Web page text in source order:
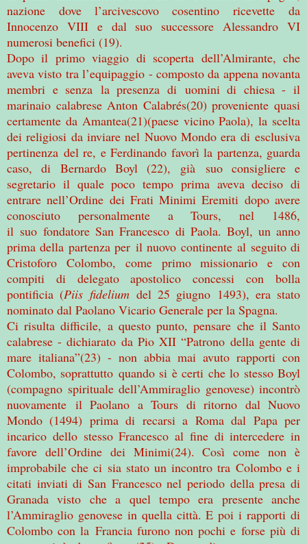
nazione dove l’arcivescovo cosentino ricevette da
Innocenzo VIII e dal suo successore Alessandro VI
numerosi benefici (19).
Dopo il primo viaggio di scoperta dell’Almirante, che
aveva visto tra l’equipaggio - composto da appena novanta
membri e senza la presenza di uomini di chiesa - il
marinaio calabrese Anton Calabrés(20) proveniente quasi
certamente da Amantea(21)(paese vicino Paola), la scelta
dei religiosi da inviare nel Nuovo Mondo era di esclusiva
pertinenza del re, e Ferdinando favorì la partenza, guarda
caso, di Bernardo Boyl (22), già suo consigliere e
segretario il quale poco tempo prima aveva deciso di
entrare nell’Ordine dei Frati Minimi Eremiti dopo avere
conosciuto personalmente a Tours, nel 1486,
il suo fondatore San Francesco di Paola. Boyl, un anno
prima della partenza per il nuovo continente al seguito di
Cristoforo Colombo, come primo missionario e con
compiti di delegato apostolico concessi con bolla
pontificia (Piis fideliumdel 25 giugno 1493), era stato
nominato dal Paolano Vicario Generale per la Spagna.
Ci risulta difficile, a questo punto, pensare che il Santo
calabrese - dichiarato da Pio XII “Patrono della gente di
mare italiana”(23) - non abbia mai avuto rapporti con
Colombo, soprattutto quando si è certi che lo stesso Boyl
(compagno spirituale dell’Ammiraglio genovese) incontrò
nuovamente il Paolano a Tours di ritorno dal Nuovo
Mondo (1494) prima di recarsi a Roma dal Papa per
incarico dello stesso Francesco al fine di intercedere in
favore dell’Ordine dei Minimi(24). Così come non è
improbabile che ci sia stato un incontro tra Colombo e i
citati inviati di San Francesco nel periodo della presa di
Granada visto che a quel tempo era presente anche
l’Ammiraglio genovese in quella città. E poi i rapporti di
Colombo con la Francia furono non pochi e forse più di